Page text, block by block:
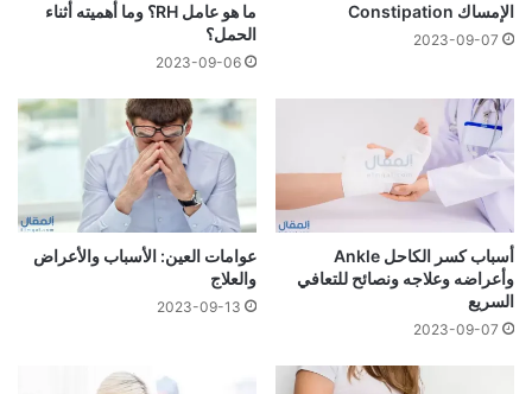
الإمساك Constipation
2023-09-07
ما هو عامل RH؟ وما أهميته أثناء
الحمل؟
2023-09-06
أسباب كسر الكاحل Ankle
وأعراضه وعلاجه ونصائح للتعافي
السريع
2023-09-07
عوامات العين: الأسباب والأعراض
والعلاج
2023-09-13